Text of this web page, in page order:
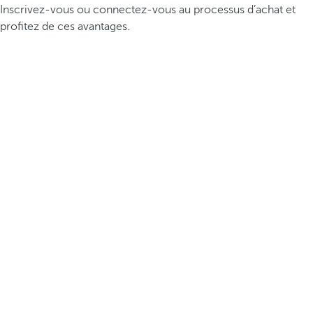
Inscrivez-vous ou connectez-vous au processus d’achat et
profitez de ces avantages.